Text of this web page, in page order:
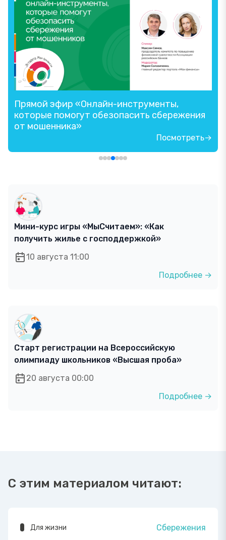
Прямой эфир «Онлайн-инструменты,
которые помогут обезопасить сбережения
от мошенника»
Посмотреть→
Мини-курс игры «МыСчитаем»: «Как
получить жилье с господдержкой»
10 августа 11:00
Подробнее →
Старт регистрации на Всероссийскую
олимпиаду школьников «Высшая проба»
20 августа 00:00
Подробнее →
С этим материалом читают:
Для жизни Сбережения